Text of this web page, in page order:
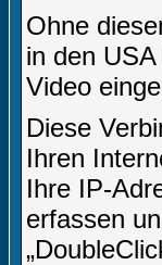
Ohne
in den
Video
Diese
Ihren
Ihre IP-
erfassen